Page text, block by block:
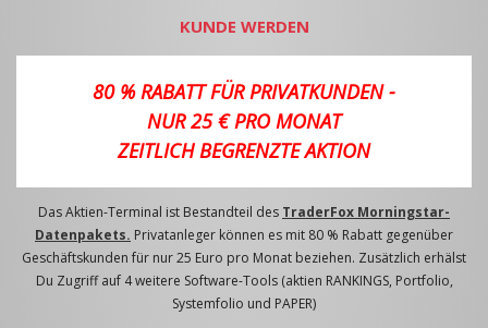
KUNDE WERDEN
80 % RABATT FÜR PRIVATKUNDEN -
NUR 25 € PRO MONAT
ZEITLICH BEGRENZTE AKTION
Das Aktien-Terminal ist Bestandteil des TraderFox Morningstar-
Datenpakets. Privatanleger können es mit 80 % Rabatt gegenüber
Geschäftskunden für nur 25 Euro pro Monat beziehen. Zusätzlich erhälst
Du Zugriff auf 4 weitere Software-Tools (aktien RANKINGS, Portfolio,
Systemfolio und PAPER)